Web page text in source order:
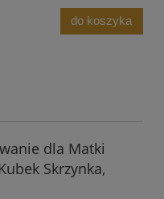
do koszyka
dla Matki
Skrzynka,